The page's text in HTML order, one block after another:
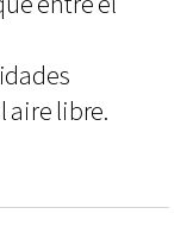
aire libre.